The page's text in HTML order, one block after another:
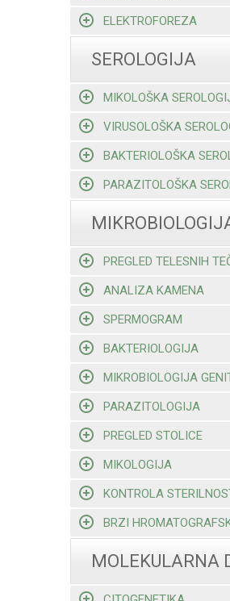
ELEKTROFOREZA
SEROLOGIJA
MIKOLOŠKA
VIRUSOLOŠKA
BAKTERIOLOŠKA
PARAZITOLOŠKA
PREGLED TELESNIH
ANALIZA KAMENA
SPERMOGRAM
BAKTERIOLOGIJA
MIKROBIOLOGIJA
PARAZITOLOGIJA
PREGLED STOLICE
MIKOLOGIJA
KONTROLA
BRZI
MOLEKULARNA